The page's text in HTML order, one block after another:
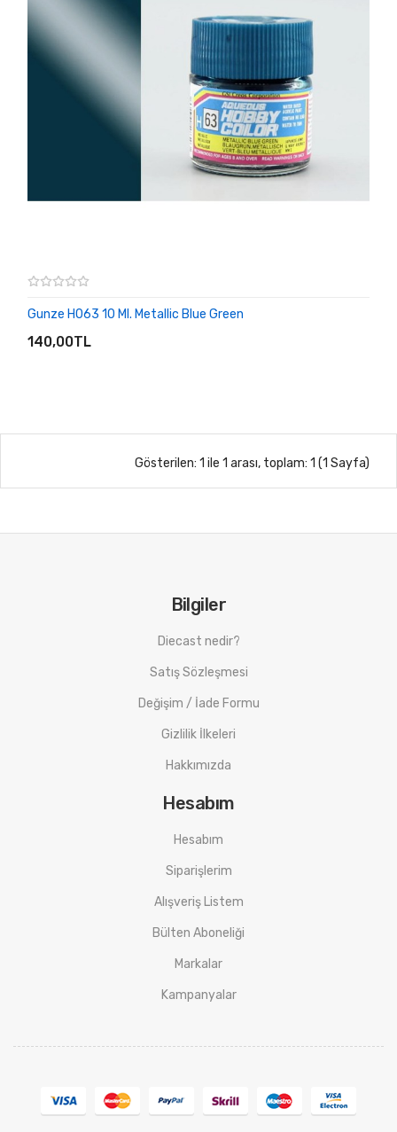
Gunze H063 10 Ml. Metallic Blue Green
140,00TL
Gösterilen: 1 ile 1 arası, toplam: 1 (1 Sayfa)
Bilgiler
Diecast nedir?
Satış Sözleşmesi
Değişim / İade Formu
Gizlilik İlkeleri
Hakkımızda
Hesabım
Hesabım
Siparişlerim
Alışveriş Listem
Bülten Aboneliği
Markalar
Kampanyalar